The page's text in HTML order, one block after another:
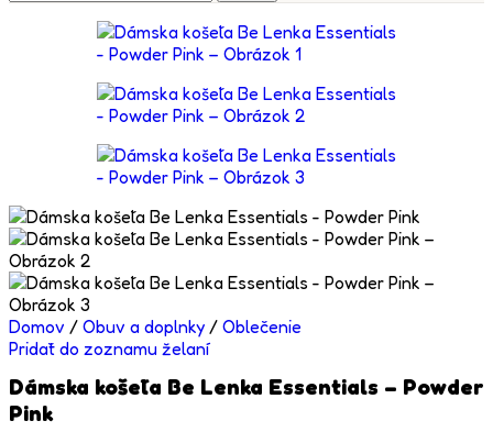
Domov / Obuv a doplnky / Oblečenie
Pridať do zoznamu želaní
Dámska košeľa Be Lenka Essentials – Powder
Pink